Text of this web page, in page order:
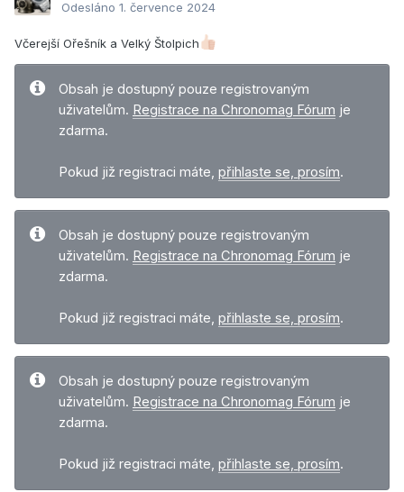
Odesláno 1. července 2024
Včerejší Ořešník a Velký Štolpich
Obsah je dostupný pouze registrovaným
uživatelům. Registrace na Chronomag Fórum je
zdarma.
Pokud již registraci máte, přihlaste se, prosím.
Obsah je dostupný pouze registrovaným
uživatelům. Registrace na Chronomag Fórum je
zdarma.
Pokud již registraci máte, přihlaste se, prosím.
Obsah je dostupný pouze registrovaným
uživatelům. Registrace na Chronomag Fórum je
zdarma.
Pokud již registraci máte, přihlaste se, prosím.